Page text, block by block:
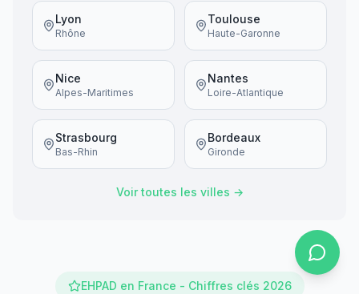
Lyon
Rhône
Toulouse
Haute-Garonne
Nice
Alpes-Maritimes
Nantes
Loire-Atlantique
Strasbourg
Bas-Rhin
Bordeaux
Gironde
Voir toutes les villes →
EHPAD en France - Chiffres clés 2026